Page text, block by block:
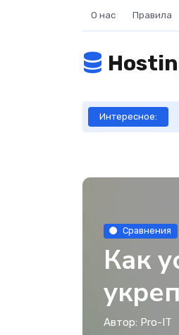
О нас Правила
Интересное:
Сравнения
Как
Автор: Pro-IT